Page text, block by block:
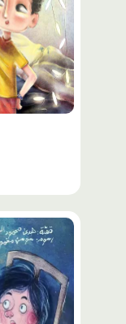
محتوى
مميّز